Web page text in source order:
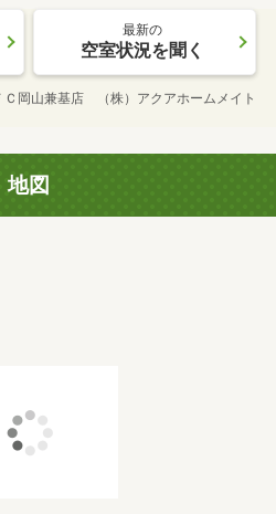
最新の
空室状況を聞く
Ｃ岡山兼基店 （株）アクアホームメイト
地図